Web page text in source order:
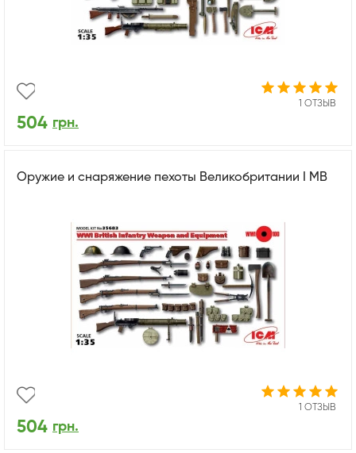
1 ОТЗЫВ
504 грн.
Оружие и снаряжение пехоты Великобритании І МВ
1 ОТЗЫВ
504 грн.